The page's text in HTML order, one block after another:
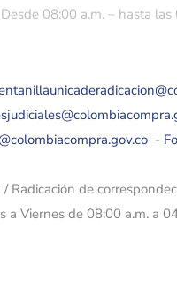
08:00 a.m. – hasta las
-
Radicación de
a Viernes de 08:00 a.m. a